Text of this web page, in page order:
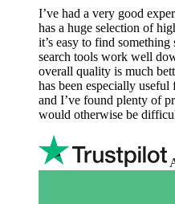
I’ve had a very good
has a huge selection of
it’s easy to find
search tools work well
overall quality is much
has been especially
and I’ve found plenty of
would otherwise be